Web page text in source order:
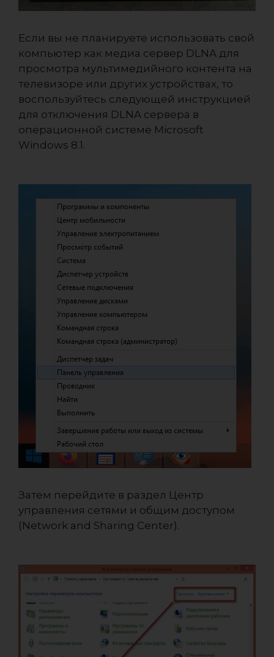
Если вы не планируете использовать свой
компьютер как медиа сервер DLNA для
просмотра мультимедийного контента на
телевизоре или других устройствах, то
воспользуйтесь следующей инструкцией
для отключения DLNA сервера в
операционной системе Microsoft
Windows 8.1.
Затем перейдите в раздел Центр
управления сетями и общим доступом
(Network and Sharing Center).